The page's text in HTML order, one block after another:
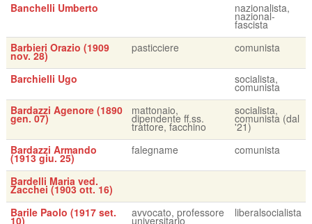
Banchelli Umberto
nazionalista,
nazional-
fascista
Barbieri Orazio (1909
nov. 28)
pasticciere comunista
Barchielli Ugo socialista,
comunista
Bardazzi Agenore (1890
gen. 07)
mattonaio,
dipendente ff.ss.
trattore, facchino
socialista,
comunista (dal
'21)
Bardazzi Armando
(1913 giu. 25)
falegname comunista
Bardelli Maria ved.
Zacchei (1903 ott. 16)
Barile Paolo (1917 set.
10)
avvocato, professore
universitario
liberalsocialista